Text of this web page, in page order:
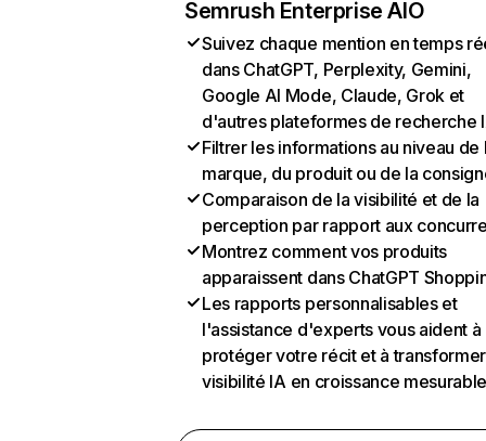
Semrush Enterprise AIO
Suivez chaque mention en temps
dans ChatGPT, Perplexity, Gemini,
Google AI Mode, Claude, Grok et
d'autres plateformes de recherche
Filtrer les informations au niveau de
marque, du produit ou de la
Comparaison de la visibilité et de la
perception par rapport aux
Montrez comment vos produits
apparaissent dans ChatGPT
Les rapports personnalisables et
l'assistance d'experts vous aident à
protéger votre récit et à
visibilité IA en croissance